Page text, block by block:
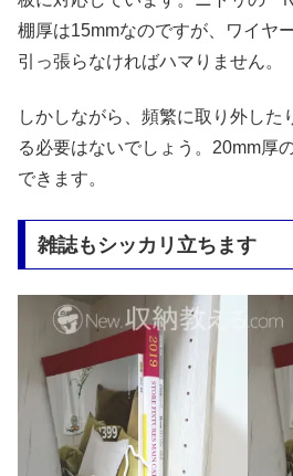
棚厚は15mmなのですが、ワイヤ
引っ張らなければハマりません。
しかしながら、頻繁に取り外した
る必要はないでしょう。20mm厚
できます。
雑誌もシッカリ立ちます